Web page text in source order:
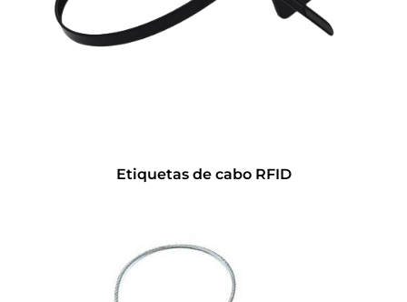
Etiquetas de cabo RFID